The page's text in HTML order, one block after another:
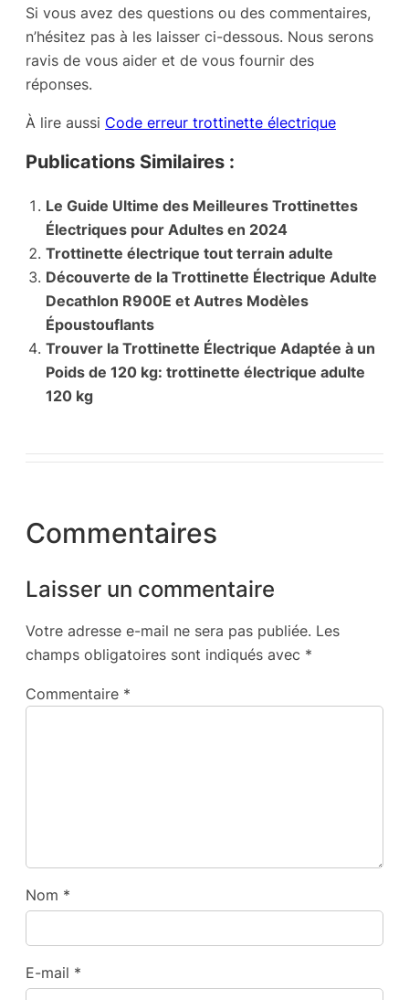
Si vous avez des questions ou des commentaires,
n’hésitez pas à les laisser ci-dessous. Nous serons
ravis de vous aider et de vous fournir des
réponses.
À lire aussi Code erreur trottinette électrique
Publications Similaires :
Le Guide Ultime des Meilleures Trottinettes
Électriques pour Adultes en 2024
Trottinette électrique tout terrain adulte
Découverte de la Trottinette Électrique Adulte
Decathlon R900E et Autres Modèles
Époustouflants
Trouver la Trottinette Électrique Adaptée à un
Poids de 120 kg: trottinette électrique adulte
120 kg
Commentaires
Laisser un commentaire
Votre adresse e-mail ne sera pas publiée. Les
champs obligatoires sont indiqués avec *
Commentaire *
Nom *
E-mail *